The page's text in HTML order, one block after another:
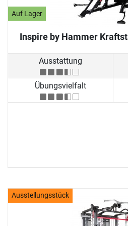
Auf Lager
Inspire by Hammer
Ausstattung
Übungsvielfalt
Ausstellungsstück